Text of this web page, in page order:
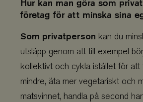
Hur kan man göra som
företag för att minska sina
Som privatperson kan du
utsläpp genom att till exempel
kollektivt och cykla istället för att
mindre, äta mer vegetariskt och
matsvinnet, handla på second